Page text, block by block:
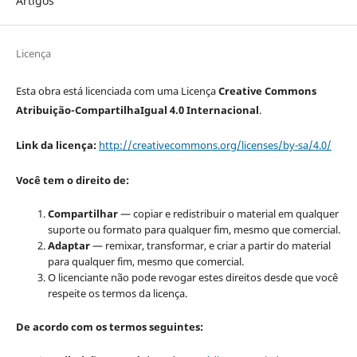
Licença
Esta obra está licenciada com uma LicençaCreative Commons
Atribuição-CompartilhaIgual 4.0 Internacional.
Link da licença: http://creativecommons.org/licenses/by-sa/4.0/
Você tem o direito de:
Compartilhar— copiar e redistribuir o material em qualquer
suporte ou formato para qualquer fim, mesmo que comercial.
Adaptar— remixar, transformar, e criar a partir do material
para qualquer fim, mesmo que comercial.
O licenciante não pode revogar estes direitos desde que você
respeite os termos da licença.
De acordo com os termos seguintes: